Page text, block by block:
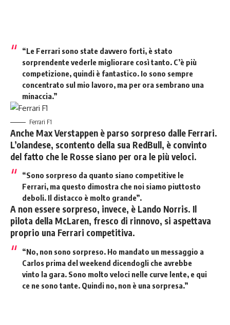
“Le Ferrari sono state davvero forti, è stato
sorprendente vederle migliorare così tanto. C’è più
competizione, quindi è fantastico. Io sono sempre
concentrato sul mio lavoro, ma per ora sembrano una
minaccia.”
Ferrari F1
Anche Max Verstappen è parso sorpreso dalle Ferrari.
L’olandese, scontento della sua RedBull, è convinto
del fatto che le Rosse siano per ora le più veloci.
“Sono sorpreso da quanto siano competitive le
Ferrari, ma questo dimostra che noi siamo piuttosto
deboli. Il distacco è molto grande”.
A non essere sorpreso, invece, è Lando Norris. Il
pilota della McLaren, fresco di rinnovo, si aspettava
proprio una Ferrari competitiva.
“No, non sono sorpreso. Ho mandato un messaggio a
Carlos prima del weekend dicendogli che avrebbe
vinto la gara. Sono molto veloci nelle curve lente, e qui
ce ne sono tante. Quindi no, non è una sorpresa.”